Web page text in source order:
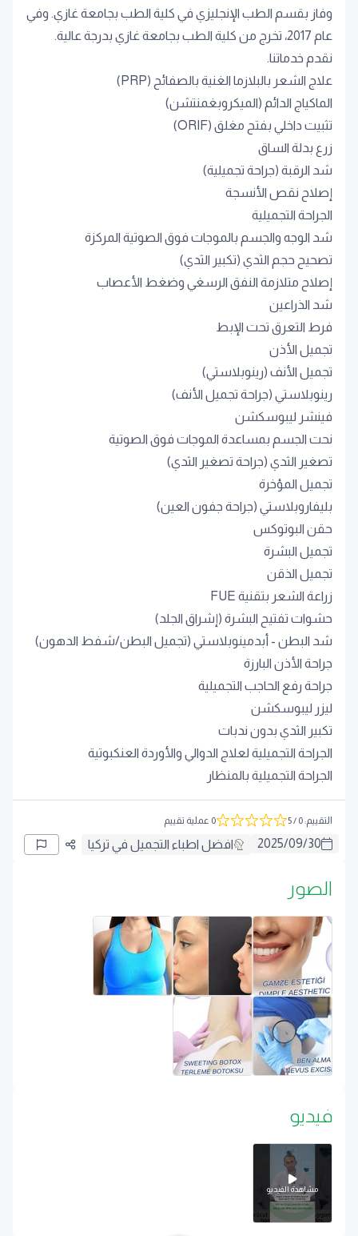
وفاز بقسم الطب الإنجليزي في كلية الطب بجامعة غازي. وفي
عام 2017، تخرج من كلية الطب بجامعة غازي بدرجة عالية.
نقدم خدماتنا.
علاج الشعر بالبلازما الغنية بالصفائح (PRP)
الماكياج الدائم (الميكروبغمنتشن)
تثبيت داخلي بفتح مغلق (ORIF)
زرع بدلة الساق
شد الرقبة (جراحة تجميلية)
إصلاح نقص الأنسجة
الجراحة التجميلية
شد الوجه والجسم بالموجات فوق الصوتية المركزة
تصحيح حجم الثدي (تكبير الثدي)
إصلاح متلازمة النفق الرسغي وضغط الأعصاب
شد الذراعين
فرط التعرق تحت الإبط
تجميل الأذن
تجميل الأنف (رينوبلاستي)
رينوبلاستي (جراحة تجميل الأنف)
فينشر ليبوسكشن
نحت الجسم بمساعدة الموجات فوق الصوتية
تصغير الثدي (جراحة تصغير الثدي)
تجميل المؤخرة
بليفاروبلاستي (جراحة جفون العين)
حقن البوتوكس
تجميل البشرة
تجميل الذقن
زراعة الشعر بتقنية FUE
حشوات تفتيح البشرة (إشراق الجلد)
شد البطن - أبدمينوبلاستي (تجميل البطن/شفط الدهون)
جراحة الأذن البارزة
جراحة رفع الحاجب التجميلية
ليزر ليبوسكشن
تكبير الثدي بدون ندبات
الجراحة التجميلية لعلاج الدوالي والأوردة العنكبوتية
الجراحة التجميلية بالمنظار
التقييم:
0
/ 5 0 عملية تقييم
2025/09/30 افضل اطباء التجميل في تركيا
الصور
فيديو
مشاهدة الفيديو